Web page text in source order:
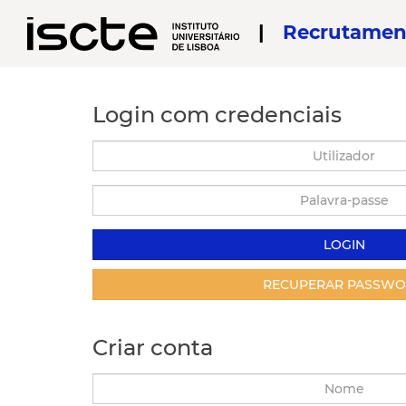
|
Login com credenciais
passe
RECUPERAR
Criar conta